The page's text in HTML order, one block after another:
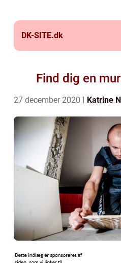
DK-SITE.dk
Find dig en
27 december 2020 Katrine